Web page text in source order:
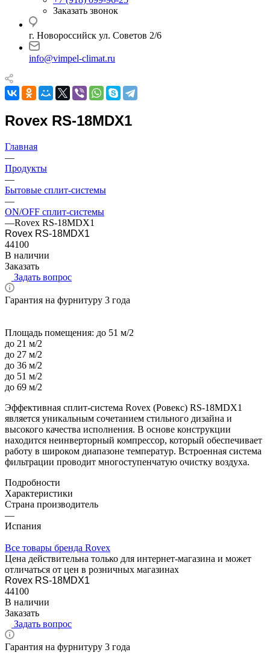
Заказать звонок
г. Новороссийск ул. Советов 2/6
info@vimpel-climat.ru
Rovex RS-18MDX1
Главная
—
Продукты
—
Бытовые сплит-системы
—
ON/OFF сплит-системы
—Rovex RS-18MDX1
Rovex RS-18MDX1
44100
В наличии
Заказать
Задать вопрос
Гарантия на фурнитуру 3 года
Площадь помещения: до 51 м/2
до 21 м/2
до 27 м/2
до 36 м/2
до 51 м/2
до 69 м/2
Эффективная сплит-система Rovex (Ровекс) RS-18MDX1
является уникальным сочетанием стильного дизайна и
высокого качества исполнения. В основе конструкции
находится неинверторный компрессор, который обеспечивает
работу в широком диапазоне температур. Встроенная система
фильтрации проводит многоступенчатую очистку воздуха.
Подробности
Характеристики
Страна производитель
—
Испания
Все товары бренда Rovex
Цена действительна только для интернет-магазина и может
отличаться от цен в розничных магазинах
Rovex RS-18MDX1
44100
В наличии
Заказать
Задать вопрос
Гарантия на фурнитуру 3 года